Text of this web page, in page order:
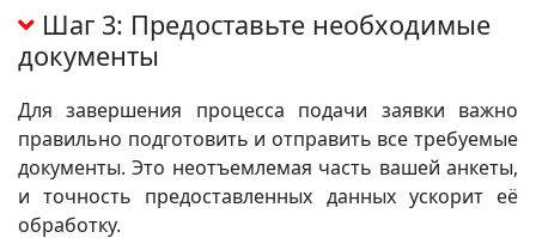
Шаг 3: Предоставьте необходимые
документы
Для завершения процесса подачи заявки важно
правильно подготовить и отправить все требуемые
документы. Это неотъемлемая часть вашей анкеты,
и точность предоставленных данных ускорит её
обработку.